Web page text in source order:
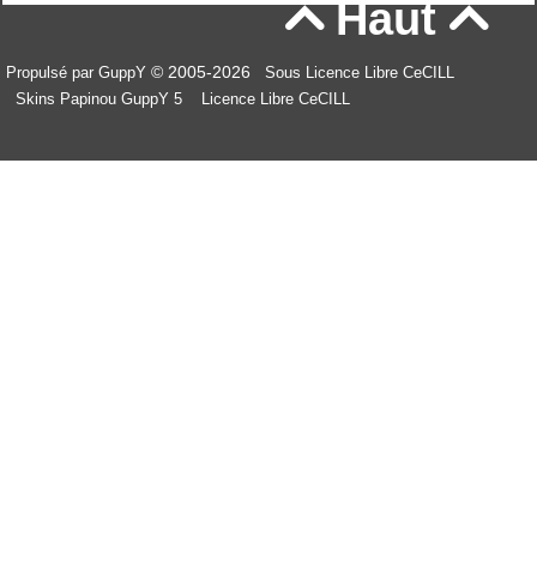
Haut
Propulsé par GuppY © 2005-2026
Sous Licence Libre CeCILL
Skins Papinou GuppY 5
Licence Libre CeCILL